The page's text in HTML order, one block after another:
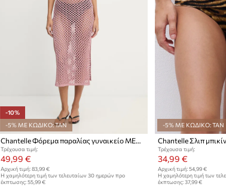
-10%
-5% ΜΕ ΚΩΔΙΚΟ: TAN
Chantelle Φόρεμα παραλίας γυναικείο METALLIC
Τρέχουσα τιμή:
49,99 €
Αρχική τιμή: 83,99 €
Η χαμηλότερη τιμή των τελευταίων 30 ημερών προ
έκπτωσης: 55,99 €
-5% ΜΕ ΚΩΔΙΚΟ: TAN
Chantelle Σλιπ
Τρέχουσα τιμή:
34,99 €
Αρχική τιμή: 54,99 €
Η χαμηλότερη τιμή των
έκπτωσης: 37,99 €